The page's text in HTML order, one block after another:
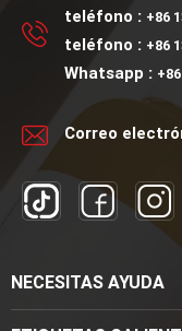
teléfono : +86
teléfono : +86
Whatsapp :
Correo
NECESITAS AYUDA